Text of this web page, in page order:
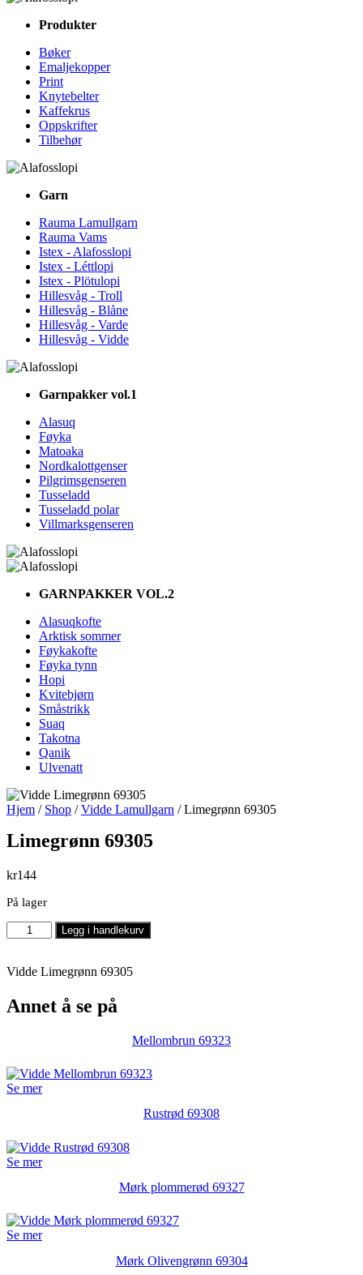
Produkter
Bøker
Emaljekopper
Print
Knytebelter
Kaffekrus
Oppskrifter
Tilbehør
Garn
Rauma Lamullgarn
Rauma Vams
Istex - Alafosslopi
Istex - Léttlopi
Istex - Plötulopi
Hillesvåg - Troll
Hillesvåg - Blåne
Hillesvåg - Varde
Hillesvåg - Vidde
Garnpakker vol.1
Alasuq
Føyka
Matoaka
Nordkalottgenser
Pilgrimsgenseren
Tusseladd
Tusseladd polar
Villmarksgenseren
GARNPAKKER VOL.2
Alasuqkofte
Arktisk sommer
Føykakofte
Føyka tynn
Hopi
Kvitebjørn
Småstrikk
Suaq
Takotna
Qanik
Ulvenatt
Hjem / Shop /Vidde Lamullgarn / Limegrønn 69305
Limegrønn 69305
kr144
På lager
Limegrønn
69305
Legg i handlekurv
Vidde Limegrønn 69305
Annet å se på
Mellombrun 69323
Se mer
Rustrød 69308
Se mer
Mørk plommerød 69327
Se mer
Mørk Olivengrønn 69304